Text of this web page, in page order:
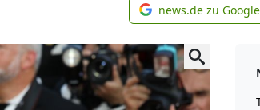
news.de zu